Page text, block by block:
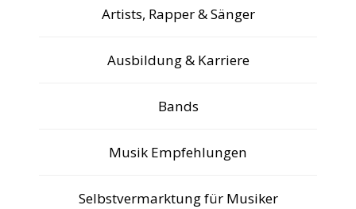
Artists, Rapper & Sänger
Ausbildung & Karriere
Bands
Musik Empfehlungen
Selbstvermarktung für Musiker